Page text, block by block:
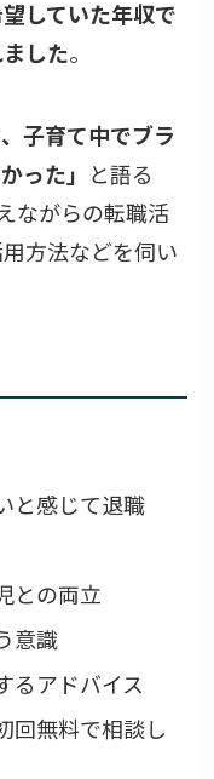
していた年収で
した。
子育て中でブラ
った」 と語る
ながらの転職活
方法などを伺い
と感じて退職
との両立
意識
るアドバイス
回無料で相談し